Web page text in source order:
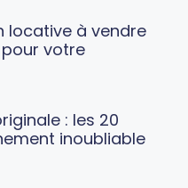
locative à vendre
votre
: les 20
inoubliable